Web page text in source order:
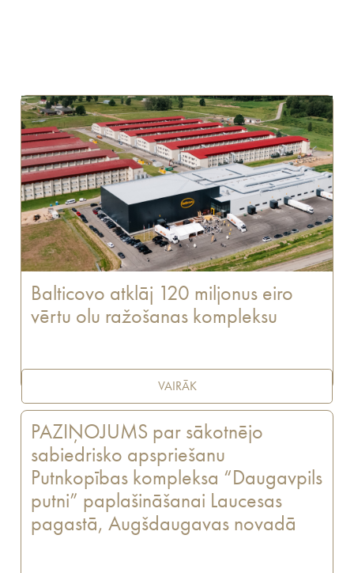
Balticovo atklāj 120 miljonus eiro
vērtu olu ražošanas kompleksu
VAIRĀK
PAZIŅOJUMS par sākotnējo
sabiedrisko apspriešanu
Putnkopības kompleksa “Daugavpils
putni” paplašināšanai Laucesas
pagastā, Augšdaugavas novadā